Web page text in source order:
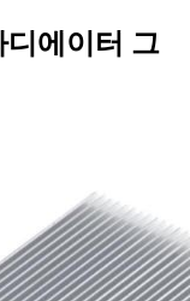
디에이터 그